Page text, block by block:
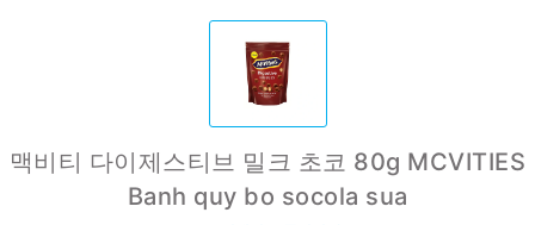
맥비티 다이제스티브 밀크 초코 80g MCVITIES
Banh quy bo socola sua